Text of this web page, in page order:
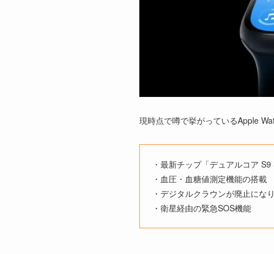
現時点で噂で挙がっているApple
・最新チップ「デュアルコア
・血圧・血糖値測定機能の搭載
・デジタルクラウンが廃止にな
・衛星経由の緊急SOS機能